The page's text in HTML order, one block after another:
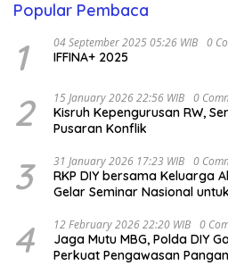
Popular Pembaca
1 04 September 2025 05:26 WIB 0
IFFINA+ 2025
2 15 January 2026 22:56 WIB 0
Kisruh Kepengurusan RW,
Pusaran Konflik
3 31 January 2026 17:23 WIB 0
RKP DIY bersama Keluarga
Gelar Seminar Nasional
4 12 February 2026 22:20 WIB 0
Jaga Mutu MBG, Polda DIY
Perkuat Pengawasan Pangan